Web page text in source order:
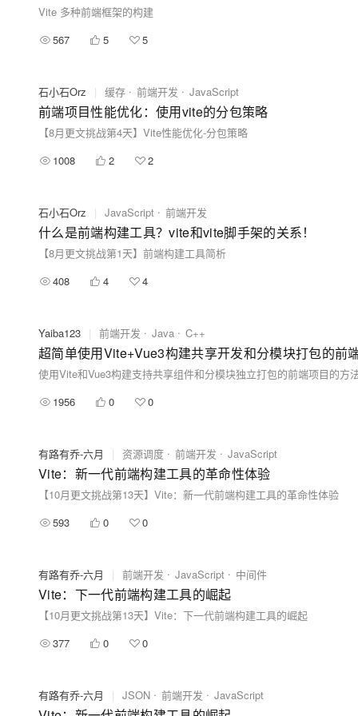
Vite 多种前端框架的构建
567
5 5
石小石Orz | 缓存 前端开发 JavaScript
前端项目性能优化：使用vite的分包策略
【8月更文挑战第4天】Vite性能优化-分包策略
1008
2 2
石小石Orz | JavaScript 前端开发
什么是前端构建工具？vite和vite脚手架的关系！
【8月更文挑战第1天】前端构建工具简析
408
4 4
Yaiba123 | 前端开发 Java C++
超简单使用Vite+Vue3构建共享开发和分模块打包的前
使用Vite和Vue3构建支持共享组件和分模块独立打包的前端项目的方
1956
0 0
有路有乔-六月 | 资源调度 前端开发 JavaScript
Vite：新一代前端构建工具的革命性体验
【10月更文挑战第13天】Vite：新一代前端构建工具的革命性体验
593
0 0
有路有乔-六月 | 前端开发 JavaScript 中间件
Vite：下一代前端构建工具的崛起
【10月更文挑战第13天】Vite：下一代前端构建工具的崛起
377
0 0
有路有乔-六月 | JSON 前端开发 JavaScript